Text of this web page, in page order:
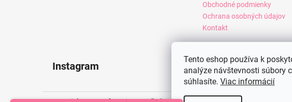
Tento eshop používa k
analýze návštevnosti súbory
súhlasíte. Viac informácií
Obchodné podmienky
Ochrana osobných údajov
Kontakt
Instagram